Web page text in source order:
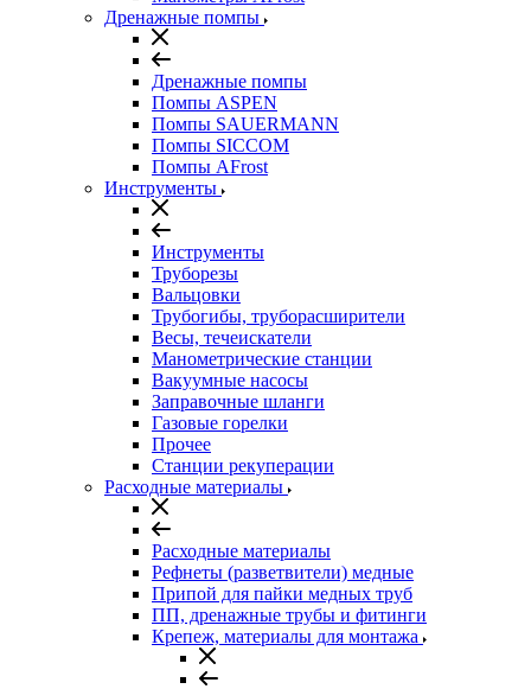
Дренажные помпы
Дренажные помпы
Помпы ASPEN
Помпы SAUERMANN
Помпы SICCOM
Помпы AFrost
Инструменты
Инструменты
Труборезы
Вальцовки
Трубогибы, труборасширители
Весы, течеискатели
Манометрические станции
Вакуумные насосы
Заправочные шланги
Газовые горелки
Прочее
Станции рекуперации
Расходные материалы
Расходные материалы
Рефнеты (разветвители) медные
Припой для пайки медных труб
ПП, дренажные трубы и фитинги
Крепеж, материалы для монтажа